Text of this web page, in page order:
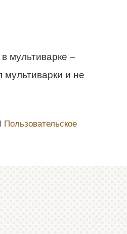
мультиварке –
и не
Пользовательское